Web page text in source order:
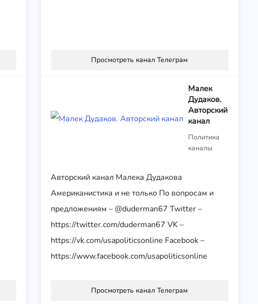
Просмотреть канал Телеграм
Малек
Дудаков.
Авторский
канал
Политика
каналы
Авторский канал Малека Дудакова
Американистика и не только По вопросам и
предложениям – @duderman67 Twitter –
https://twitter.com/duderman67 VK –
https://vk.com/usapoliticsonline Facebook –
https://www.facebook.com/usapoliticsonline
Просмотреть канал Телеграм